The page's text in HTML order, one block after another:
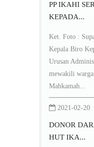
PP IKAHI
KEPADA...
Ket. Foto :
Kepala Biro
Urusan
mewakili
Mahkamah...
2021-02-20
DONOR
HUT IKA...